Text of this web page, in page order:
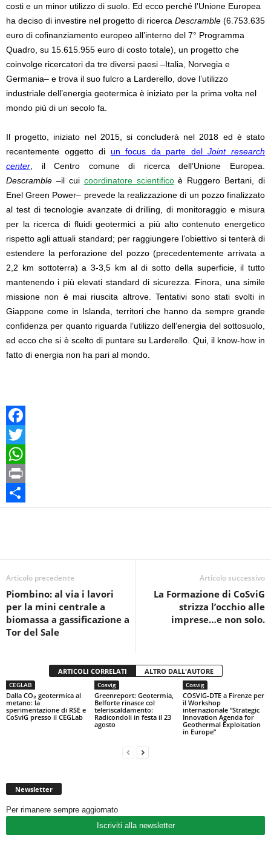
costi e un minor utilizzo di suolo. Ed ecco perché l’Unione Europea
ha deciso di investire nel progetto di ricerca Descramble (6.753.635
euro di cofinanziamento europeo all’interno del 7° Programma
Quadro, su 15.615.955 euro di costo totale), un progetto che
coinvolge ricercatori da tre diversi paesi –Italia, Norvegia e
Germania– e trova il suo fulcro a Larderello, dove l’utilizzo
industriale dell’energia geotermica è iniziato per la prima volta nel
mondo più di un secolo fa.
Il progetto, iniziato nel 2015, si concluderà nel 2018 ed è stato
recentemente oggetto di un focus da parte delJoint research
center , il Centro comune di ricerca dell’Unione Europea.
Descramble –il cui coordinatore scientificoè Ruggero Bertani, di
Enel Green Power– prevede la realizzazione di un pozzo finalizzato
al test di tecnologie avanzate di drilling, di monitoraggio e misura
per la ricerca di fluidi geotermici a più alto contenuto energetico
rispetto agli attuali standard; per raggiungere l’obiettivo si tenterà di
estendere la perforazione del pozzo (precedentemente arrivata a
2,2 km sottoterra) a 3-3,5 km al di sotto della superficie, il tutto
mantenendo i più elevati standard di sicurezza. Finora, una simile
missione non è mai riuscita altrove. Tentativi sono stati svolti in
Giappone come in Islanda, territori che hanno da sempre grande
confidenza per quanto riguarda l’utilizzo dell’energia del sottosuolo,
ed ecco che si è scelto di puntare su Larderello. Qui, il know-how in
fatto di energia non ha pari al mondo.
F
a
c
e
T
w
W
h
p
p
P
i
v
i
Articolo precedente
Piombino: al via i lavori
per la mini centrale a
biomassa a gassificazione a
Tor del Sale
Articolo successivo
La Formazione di CoSviG
strizza l’occhio alle
imprese…e non solo.
ARTICOLI CORRELATI ALTRO DALL'AUTORE
CEGLAB
Dalla CO₂ geotermica al
metano: la
sperimentazione di RSE e
CoSviG presso il CEGLab
Cosvig
Greenreport: Geotermia,
Belforte rinasce col
teleriscaldamento:
Radicondoli in festa il 23
agosto
Cosvig
COSVIG-DTE a Firenze per
il Workshop
internazionale “Strategic
Innovation Agenda for
Geothermal Exploitation
in Europe”
Newsletter
Per rimanere sempre aggiornato
Iscriviti alla newsletter